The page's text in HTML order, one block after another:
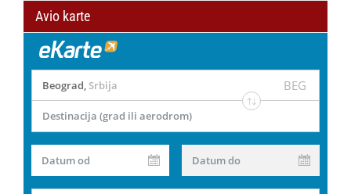
Avio karte
Beograd, Srbija BEG
Destinacija (grad ili aerodrom)
Datum od Datum do